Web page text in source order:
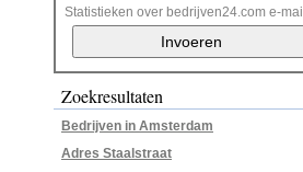
Statistieken over bedrijven24.com e-mail
Zoekresultaten
Bedrijven in Amsterdam
Adres Staalstraat